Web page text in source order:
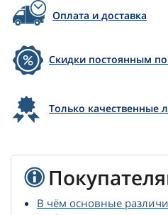
Оплата и доставка
Скидки постоянным
Только качественные
В чём основные